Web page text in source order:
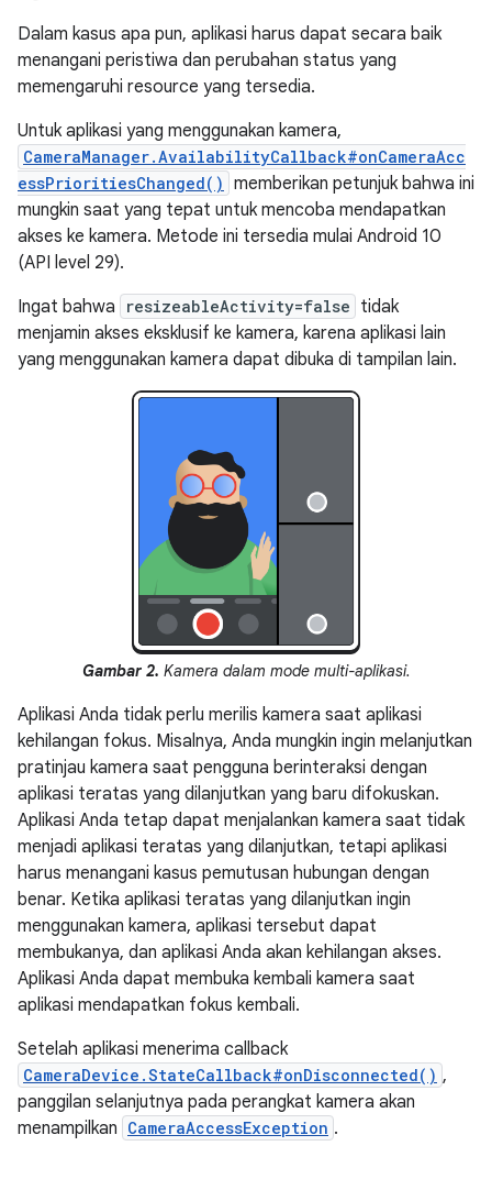
Dalam kasus apa pun, aplikasi harus dapat secara baik
menangani peristiwa dan perubahan status yang
memengaruhi resource yang tersedia.
Untuk aplikasi yang menggunakan kamera,
CameraManager.AvailabilityCallback#onCameraAcc
essPrioritiesChanged() memberikan petunjuk bahwa ini
mungkin saat yang tepat untuk mencoba mendapatkan
akses ke kamera. Metode ini tersedia mulai Android 10
(API level 29).
Ingat bahwa
resizeableActivity=false tidak
menjamin akses eksklusif ke kamera, karena aplikasi lain
yang menggunakan kamera dapat dibuka di tampilan lain.
Gambar 2. Kamera dalam mode multi-aplikasi.
Aplikasi Anda tidak perlu merilis kamera saat aplikasi
kehilangan fokus. Misalnya, Anda mungkin ingin melanjutkan
pratinjau kamera saat pengguna berinteraksi dengan
aplikasi teratas yang dilanjutkan yang baru difokuskan.
Aplikasi Anda tetap dapat menjalankan kamera saat tidak
menjadi aplikasi teratas yang dilanjutkan, tetapi aplikasi
harus menangani kasus pemutusan hubungan dengan
benar. Ketika aplikasi teratas yang dilanjutkan ingin
menggunakan kamera, aplikasi tersebut dapat
membukanya, dan aplikasi Anda akan kehilangan akses.
Aplikasi Anda dapat membuka kembali kamera saat
aplikasi mendapatkan fokus kembali.
Setelah aplikasi menerima callback
CameraDevice.StateCallback#onDisconnected() ,
panggilan selanjutnya pada perangkat kamera akan
menampilkan CameraAccessException .